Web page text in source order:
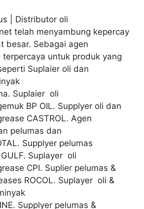
| Distributor oli
telah menyambung kepercay
besar. Sebagai agen
untuk produk yang
Suplaier oli dan
Suplaier oli
BP OIL. Supplyer oli dan
CASTROL. Agen
pelumas dan
Supplyer pelumas
Suplayer oli
CPI. Suplier pelumas &
ROCOL. Suplayer oli &
Supplyer pelumas &